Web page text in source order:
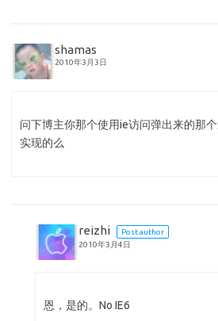
shamas
2010年3月3日
问下博主你那个使用ie访问弹出来的那
实现的么
reizhi
Post author
2010年3月4日
恩，是的。No IE6